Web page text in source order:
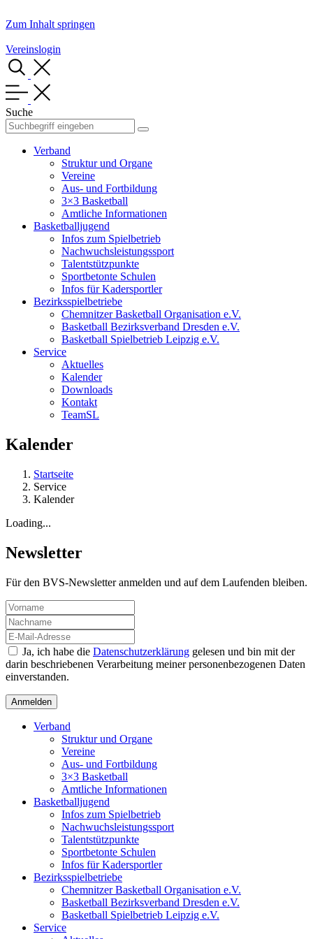
Zum Inhalt springen
Vereinslogin
Suche
Verband
Struktur und Organe
Vereine
Aus- und Fortbildung
3×3 Basketball
Amtliche Informationen
Basketballjugend
Infos zum Spielbetrieb
Nachwuchsleistungssport
Talentstützpunkte
Sportbetonte Schulen
Infos für Kadersportler
Bezirksspielbetriebe
Chemnitzer Basketball Organisation e.V.
Basketball Bezirksverband Dresden e.V.
Basketball Spielbetrieb Leipzig e.V.
Service
Aktuelles
Kalender
Downloads
Kontakt
TeamSL
Kalender
Startseite
Service
Kalender
Loading...
Newsletter
Für den BVS-Newsletter anmelden und auf dem Laufenden bleiben.
Ja, ich habe die Datenschutzerklärung gelesen und bin mit der
darin beschriebenen Verarbeitung meiner personenbezogenen Daten
einverstanden.
Verband
Struktur und Organe
Vereine
Aus- und Fortbildung
3×3 Basketball
Amtliche Informationen
Basketballjugend
Infos zum Spielbetrieb
Nachwuchsleistungssport
Talentstützpunkte
Sportbetonte Schulen
Infos für Kadersportler
Bezirksspielbetriebe
Chemnitzer Basketball Organisation e.V.
Basketball Bezirksverband Dresden e.V.
Basketball Spielbetrieb Leipzig e.V.
Service